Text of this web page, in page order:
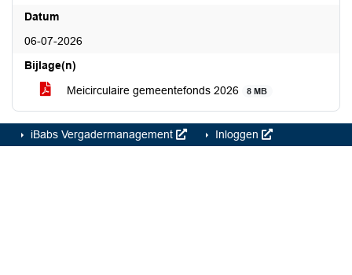
Datum
06-07-2026
Bijlage(n)
Meicirculaire gemeentefonds 2026
8 MB
iBabs Vergadermanagement Inloggen